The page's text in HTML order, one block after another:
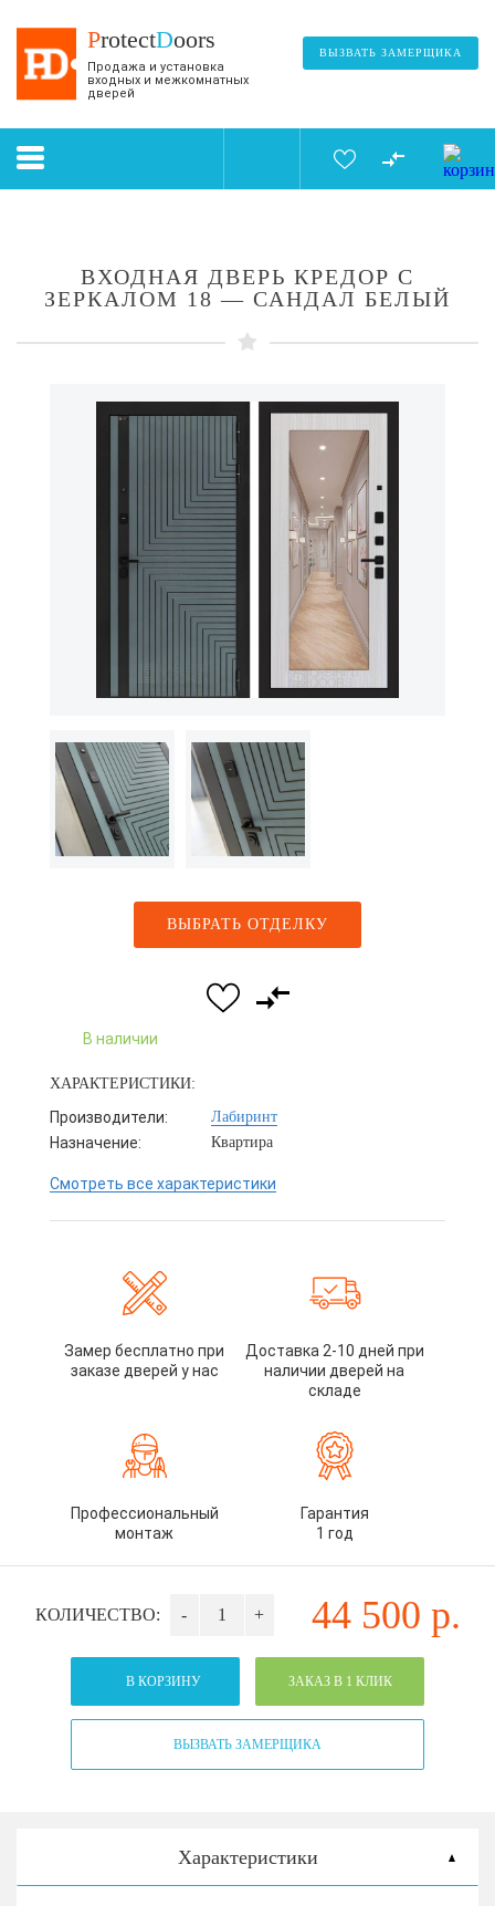
ProtectDoors
Продажа и установка
входных и межкомнатных
дверей
ВЫЗВАТЬ ЗАМЕРЩИКА
ВХОДНАЯ ДВЕРЬ КРЕДОР С
ЗЕРКАЛОМ 18 — САНДАЛ БЕЛЫЙ
ВЫБРАТЬ ОТДЕЛКУ
В наличии
ХАРАКТЕРИСТИКИ:
Производители: Лабиринт
Назначение: Квартира
Смотреть все характеристики
Замер бесплатно при
заказе дверей у нас
Доставка 2-10 дней при
наличии дверей на
складе
Профессиональный
монтаж
Гарантия
1 год
КОЛИЧЕСТВО: - + 44 500 р.
В КОРЗИНУ ЗАКАЗ В 1 КЛИК
ВЫЗВАТЬ ЗАМЕРЩИКА
Характеристики